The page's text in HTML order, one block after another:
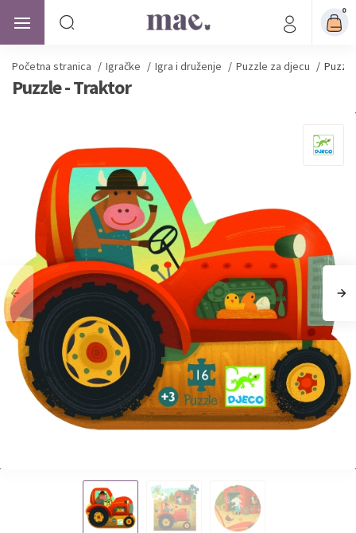
0
Početna stranica / Igračke / Igra i druženje / Puzzle za djecu /
Puzzle - Traktor